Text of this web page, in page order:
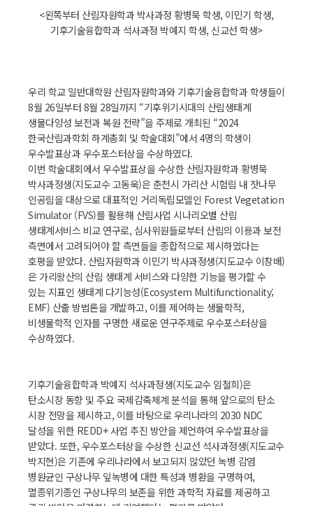
<왼쪽부터 산림자원학과 박사과정 황병묵 학생, 이민기 학생,
기후기술융합학과 석사과정 박예지 학생, 신교선 학생>
우리 학교 일반대학원 산림자원학과와 기후기술융합학과 학생들이
8월 26일부터 8월 28일까지 “기후위기시대의 산림생태계
생물다양성 보전과 복원 전략”을 주제로 개최된 “2024
한국산림과학회 하계총회 및 학술대회”에서 4명의 학생이
우수발표상과 우수포스터상을 수상하였다.
이번 학술대회에서 우수발표상을 수상한 산림자원학과 황병묵
박사과정생(지도교수 고동욱)은 춘천시 가리산 시험림 내 잣나무
인공림을 대상으로 대표적인 거리독립모델인 Forest Vegetation
Simulator (FVS)를 활용해 산림사업 시나리오별 산림
생태계서비스 비교 연구로, 심사위원들로부터 산림의 이용과 보전
측면에서 고려되어야 할 측면들을 종합적으로 제시하였다는
호평을 받았다. 산림자원학과 이민기 박사과정생(지도교수 이창배)
은 가리왕산의 산림 생태계 서비스와 다양한 기능을 평가할 수
있는 지표인 생태계 다기능성(Ecosystem Multifunctionality;
EMF) 산출 방법론을 개발하고, 이를 제어하는 생물학적,
비생물학적 인자를 구명한 새로운 연구주제로 우수포스터상을
수상하였다.
기후기술융합학과 박예지 석사과정생(지도교수 임철희)은
탄소시장 동향 및 주요 국제감축체계 분석을 통해 앞으로의 탄소
시장 전망을 제시하고, 이를 바탕으로 우리나라의 2030 NDC
달성을 위한 REDD+ 사업 추진 방안을 제언하여 우수발표상을
받았다. 또한, 우수포스터상을 수상한 신교선 석사과정생(지도교수
박지현)은 기존에 우리나라에서 보고되지 않았던 녹병 감염
병원균인 구상나무 잎녹병에 대한 특성과 병환을 구명하여,
멸종위기종인 구상나무의 보존을 위한 과학적 자료를 제공하고